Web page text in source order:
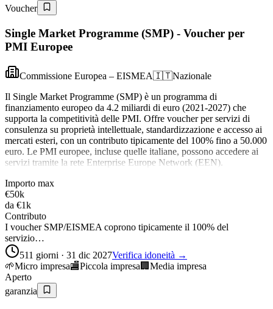
Voucher
Single Market Programme (SMP) - Voucher per
PMI Europee
Commissione Europea – EISMEA🇮🇹Nazionale
Il Single Market Programme (SMP) è un programma di
finanziamento europeo da 4.2 miliardi di euro (2021-2027) che
supporta la competitività delle PMI. Offre voucher per servizi di
consulenza su proprietà intellettuale, standardizzazione e accesso ai
mercati esteri, con un contributo tipicamente del 100% fino a 50.000
euro. Le PMI europee, incluse quelle italiane, possono accedere ai
servizi tramite la rete Enterprise Europe Network (EEN).
Importo max
€50k
da €1k
Contributo
I voucher SMP/EISMEA coprono tipicamente il 100% del
servizio…
511 giorni · 31 dic 2027Verifica idoneità →
🌱Micro impresa🏬Piccola impresa 🏢 Media impresa
Aperto
garanzia